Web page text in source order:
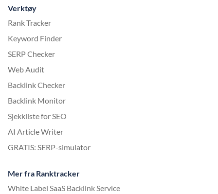
Verktøy
Rank Tracker
Keyword Finder
SERP Checker
Web Audit
Backlink Checker
Backlink Monitor
Sjekkliste for SEO
AI Article Writer
GRATIS: SERP-simulator
Mer fra Ranktracker
White Label SaaS Backlink Service